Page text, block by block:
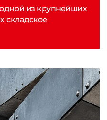
из крупнейших
складское